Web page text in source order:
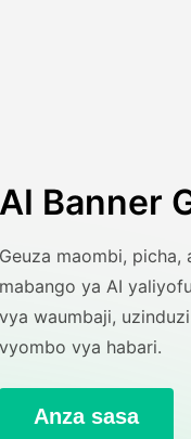
AI Banner
maombi, picha,
mabango ya AI
waumbaji,
vya habari.
Anza sasa